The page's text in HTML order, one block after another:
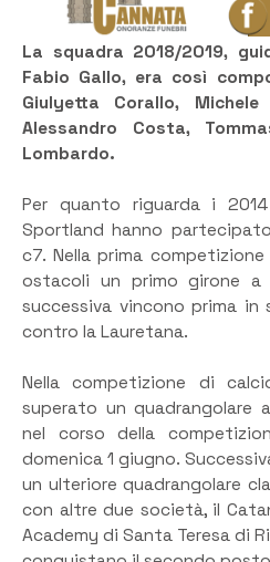
La squadra 2018/2019,
Fabio Gallo, era così
Giulyetta Corallo,
Alessandro Costa,
Lombardo.
Per quanto riguarda i
Sportland hanno
c7. Nella prima
ostacoli un primo girone a
successiva vincono prima
contro la Lauretana.
Nella competizione di
superato un quadrangolare
nel corso della
domenica 1 giugno.
un ulteriore quadrangolare
con altre due società, il
Academy di Santa Teresa di